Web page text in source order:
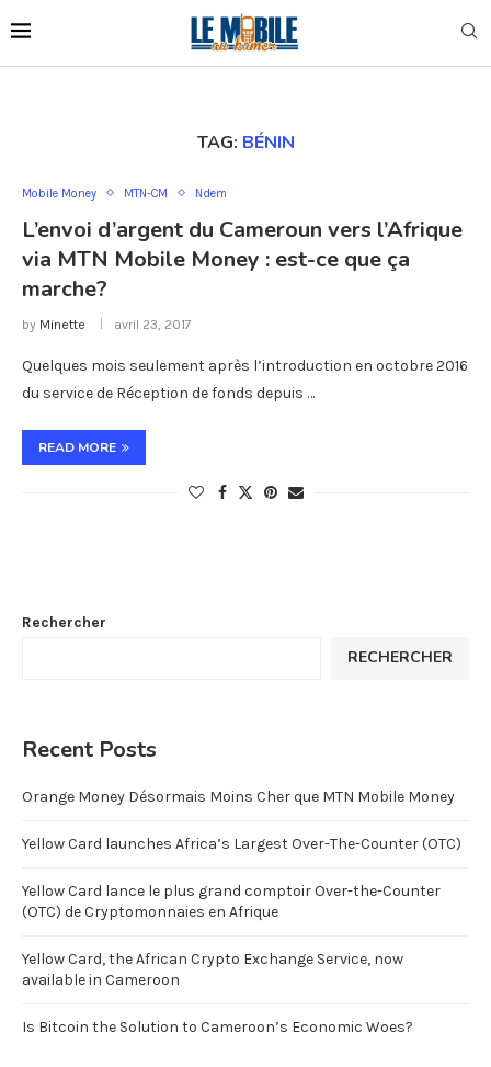
TAG: BÉNIN
Mobile Money MTN-CM Ndem
L’envoi d’argent du Cameroun vers l’Afrique
via MTN Mobile Money : est-ce que ça
marche?
by Minette avril 23, 2017
Quelques mois seulement après l’introduction en octobre 2016
du service de Réception de fonds depuis …
READ MORE
Rechercher
RECHERCHER
Recent Posts
Orange Money Désormais Moins Cher que MTN Mobile Money
Yellow Card launches Africa’s Largest Over-The-Counter (OTC)
Yellow Card lance le plus grand comptoir Over-the-Counter
(OTC) de Cryptomonnaies en Afrique
Yellow Card, the African Crypto Exchange Service, now
available in Cameroon
Is Bitcoin the Solution to Cameroon’s Economic Woes?